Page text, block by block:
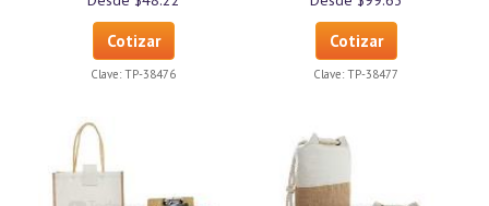
Cotizar
Clave: TP-38476
Cotizar
Clave: TP-38477